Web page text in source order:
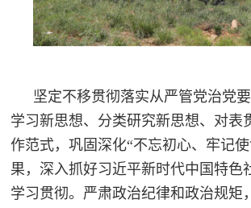
全
民
子
兵
子
弟
兵
国
动
坚定不移贯彻落实从严管党治党
学习新思想、分类研究新思想、对表
作范式，巩固深化“不忘初心、牢记
果，深入抓好习近平新时代中国特色
学习贯彻。严肃政治纪律和政治规矩